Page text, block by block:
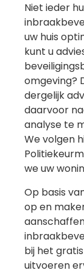
Niet ieder
uw huis
kunt u
omgeving?
dergelijk
daarvoor
analyse te
We volgen
we uw
Op basis
op en
bij het
uitvoeren